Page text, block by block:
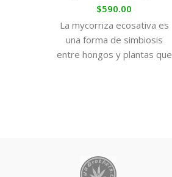
$590.00
La mycorriza ecosativa es
una forma de simbiosis
entre hongos y plantas que